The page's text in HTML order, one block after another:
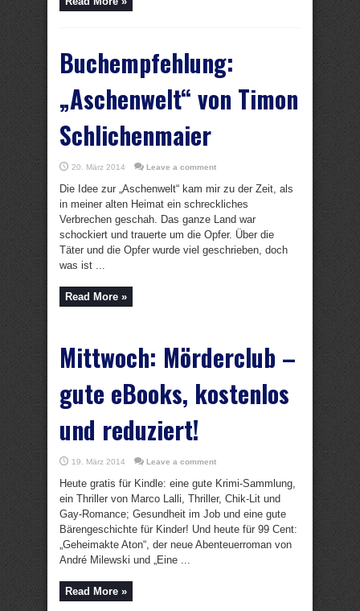
Buchempfehlung:
„Aschenwelt“ von Timon
Schlichenmaier
20. März 2014 Leave a comment
Die Idee zur „Aschenwelt“ kam mir zu der Zeit, als
in meiner alten Heimat ein schreckliches
Verbrechen geschah. Das ganze Land war
schockiert und trauerte um die Opfer. Über die
Täter und die Opfer wurde viel geschrieben, doch
was ist ...
Read More »
Mittwoch: Mörderclub –
gute eBooks, kostenlos
und reduziert!
19. März 2014 Leave a comment
Heute gratis für Kindle: eine gute Krimi-Sammlung,
ein Thriller von Marco Lalli, Thriller, Chik-Lit und
Gay-Romance; Gesundheit im Job und eine gute
Bärengeschichte für Kinder! Und heute für 99 Cent:
„Geheimakte Aton“, der neue Abenteuerroman von
André Milewski und „Eine ...
Read More »